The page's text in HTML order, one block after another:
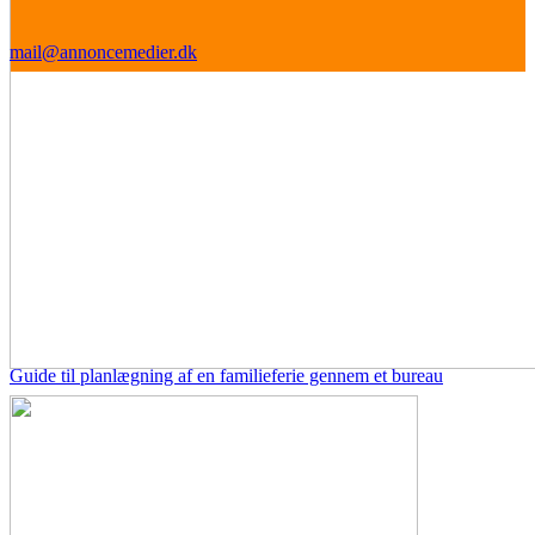
Guide til planlægning af en familieferie gennem et bureau
mail@annoncemedier.dk